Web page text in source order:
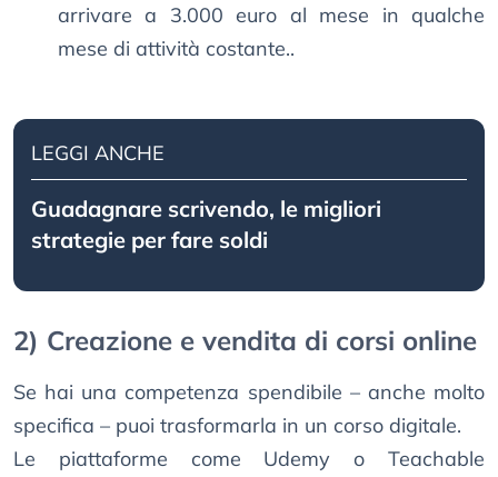
arrivare a 3.000 euro al mese in qualche
mese di attività costante..
LEGGI ANCHE
Guadagnare scrivendo, le migliori
strategie per fare soldi
2) Creazione e vendita di corsi online
Se hai una competenza spendibile – anche molto
specifica – puoi trasformarla in un corso digitale.
Le piattaforme come Udemy o Teachable